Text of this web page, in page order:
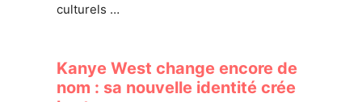
culturels …
Kanye West change encore de
nom : sa nouvelle identité crée